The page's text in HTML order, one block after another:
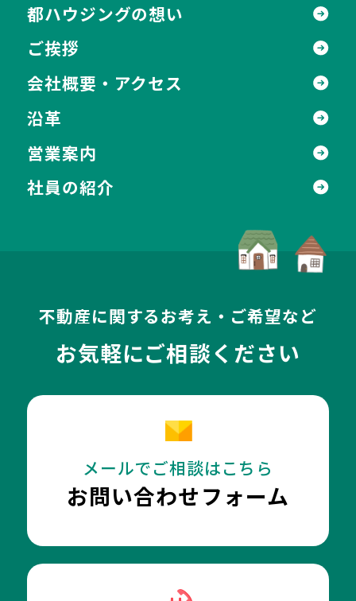
都ハウジングの想い
ご挨拶
会社概要・アクセス
沿革
営業案内
社員の紹介
不動産に関するお考え・ご希望など
お気軽にご相談ください
メールでご相談はこちら
お問い合わせフォーム